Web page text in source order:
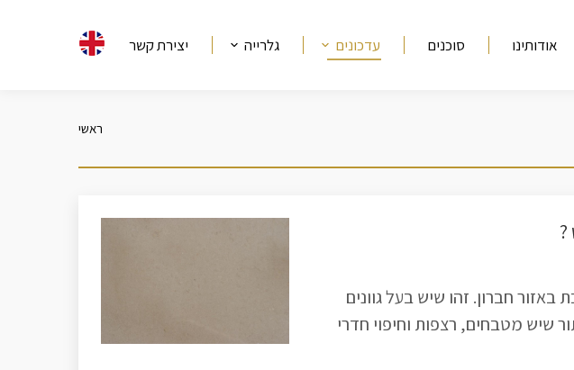
אודותינו סוכנים עדכונים גלרייה יצירת קשר
מיקומך כאן
ראשי
חברון. זהו שיש בעל גוונים
שיש מטבחים, רצפות וחיפוי חדרי